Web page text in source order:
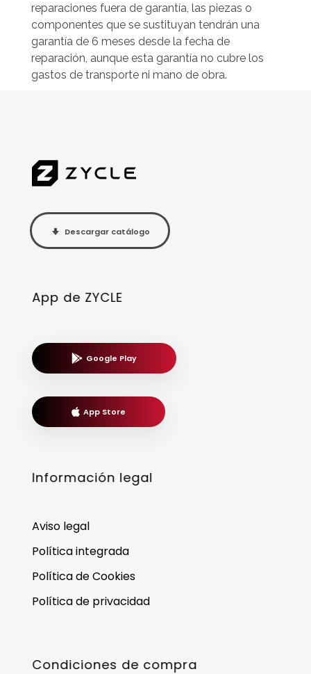
reparaciones fuera de garantía, las piezas o
componentes que se sustituyan tendrán una
garantía de 6 meses desde la fecha de
reparación, aunque esta garantía no cubre los
gastos de transporte ni mano de obra.
Descargar catálogo
App de ZYCLE
Google Play
App Store
Información legal
Aviso legal
Política integrada
Política de Cookies
Política de privacidad
Condiciones de compra